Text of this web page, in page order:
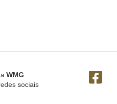
WMG
sociais